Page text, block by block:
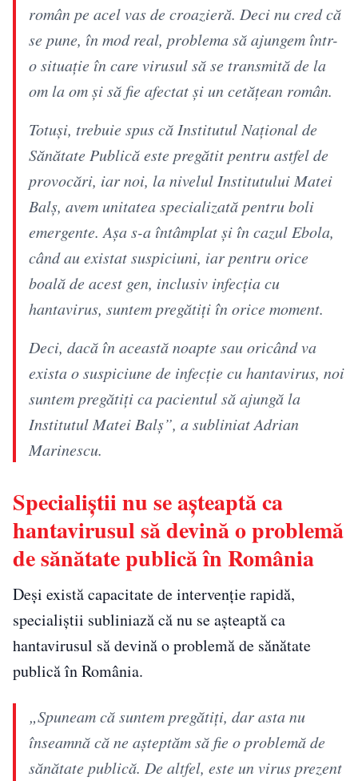
român pe acel vas de croazieră. Deci nu cred că
se pune, în mod real, problema să ajungem într-
o situație în care virusul să se transmită de la
om la om și să fie afectat și un cetățean român.
Totuși, trebuie spus că Institutul Național de
Sănătate Publică este pregătit pentru astfel de
provocări, iar noi, la nivelul Institutului Matei
Balș, avem unitatea specializată pentru boli
emergente. Așa s-a întâmplat și în cazul Ebola,
când au existat suspiciuni, iar pentru orice
boală de acest gen, inclusiv infecția cu
hantavirus, suntem pregătiți în orice moment.
Deci, dacă în această noapte sau oricând va
exista o suspiciune de infecție cu hantavirus, noi
suntem pregătiți ca pacientul să ajungă la
Institutul Matei Balș”, a subliniat Adrian
Marinescu.
Specialiștii nu se așteaptă ca
hantavirusul să devină o problemă
de sănătate publică în România
Deși există capacitate de intervenție rapidă,
specialiștii subliniază că nu se așteaptă ca
hantavirusul să devină o problemă de sănătate
publică în România.
„Spuneam că suntem pregătiți, dar asta nu
înseamnă că ne așteptăm să fie o problemă de
sănătate publică. De altfel, este un virus prezent